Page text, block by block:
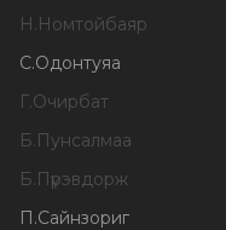
Н.Номтойбаяр
С.Одонтуяа
Г.Очирбат
Б.Пунсалмаа
Б.Пүрэвдорж
П.Сайнзориг